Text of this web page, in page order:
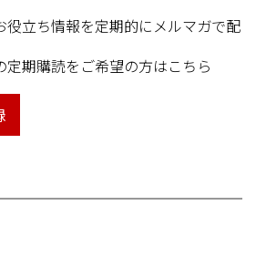
役立ち情報を定期的にメルマガで配
定期購読をご希望の方はこちら